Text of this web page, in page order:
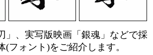
」、実写版映画「銀魂」などで採
(フォント)をご紹介します。